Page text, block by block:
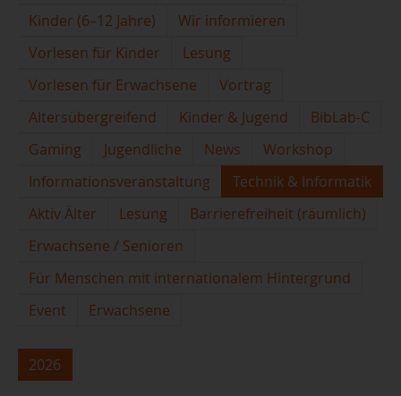
Kinder (6–12 Jahre)
Wir informieren
Vorlesen für Kinder
Lesung
Vorlesen für Erwachsene
Vortrag
Altersübergreifend
Kinder & Jugend
BibLab-C
Gaming
Jugendliche News
Workshop
Informationsveranstaltung
Technik & Informatik
Aktiv Älter
Lesung
Barrierefreiheit (räumlich)
Erwachsene / Senioren
Für Menschen mit internationalem Hintergrund
Event
Erwachsene
2026